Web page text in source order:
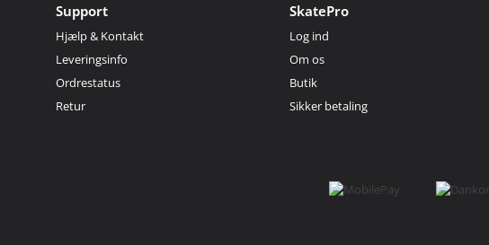
Support
Hjælp & Kontakt
Leveringsinfo
Ordrestatus
Retur
SkatePro
Log ind
Om os
Butik
Sikker betaling